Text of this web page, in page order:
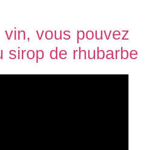
vous pouvez
sirop de rhubarbe